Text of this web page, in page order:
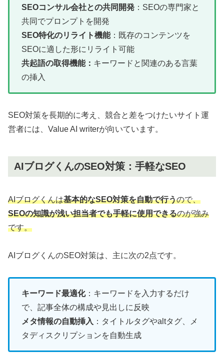
SEOコンサル会社との共同開発 ：SEOの専門家と
共同でプロンプトを開発
SEO特化のリライト機能：既存のコンテンツを
SEOに適した形にリライト可能
共起語の取得機能： キーワードと関連のある言葉
の挿入
SEO対策を長期的に考え、競合と差をつけたいサイト運
営者には、Value AI writerが向いています。
AIブログくんのSEO対策：手軽なSEO
AIブログくんは基本的なSEO対策を自動で行うので、
SEOの知識が浅い担当者でも手軽に使用できるのが強み
です。
AIブログくんのSEO対策は、主に次の2点です。
キーワード最適化：キーワードを入力するだけ
で、記事全体の構成や見出しに反映
メタ情報の自動挿入 ：タイトルタグやaltタグ、メ
タディスクリプションを自動生成